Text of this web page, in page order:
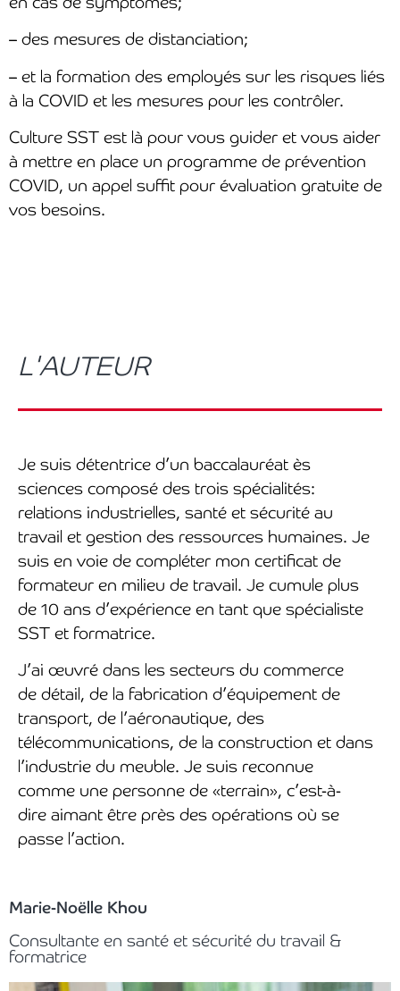
– des mesures de distanciation;
– et la formation des employés sur les risques liés
à la COVID et les mesures pour les contrôler.
Culture SST est là pour vous guider et vous aider
à mettre en place un programme de prévention
COVID, un appel suffit pour évaluation gratuite de
vos besoins.
L'AUTEUR
Je suis détentrice d’un baccalauréat ès
sciences composé des trois spécialités:
relations industrielles, santé et sécurité au
travail et gestion des ressources humaines. Je
suis en voie de compléter mon certificat de
formateur en milieu de travail. Je cumule plus
de 10 ans d’expérience en tant que spécialiste
SST et formatrice.
J’ai œuvré dans les secteurs du commerce
de détail, de la fabrication d’équipement de
transport, de l’aéronautique, des
télécommunications, de la construction et dans
l’industrie du meuble. Je suis reconnue
comme une personne de «terrain», c’est-à-
dire aimant être près des opérations où se
passe l’action.
Marie-Noëlle Khou
Consultante en santé et sécurité du travail &
formatrice